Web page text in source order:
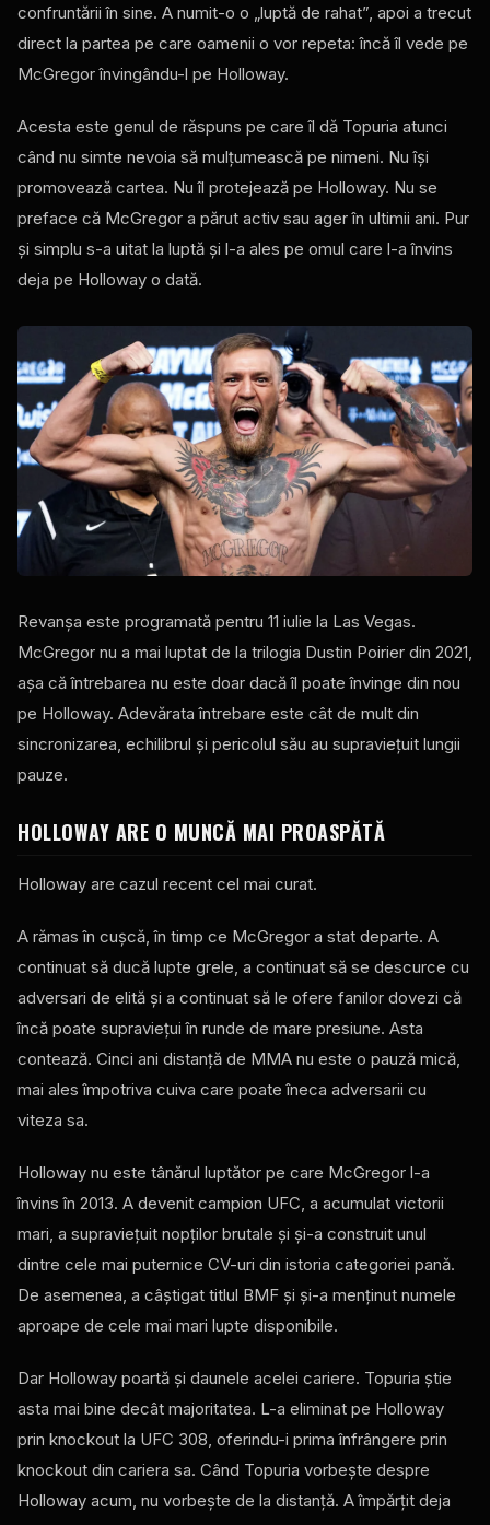
confruntării în sine. A numit-o o „luptă de rahat”, apoi a trecut
direct la partea pe care oamenii o vor repeta: încă îl vede pe
McGregor învingându-l pe Holloway.
Acesta este genul de răspuns pe care îl dă Topuria atunci
când nu simte nevoia să mulțumească pe nimeni. Nu își
promovează cartea. Nu îl protejează pe Holloway. Nu se
preface că McGregor a părut activ sau ager în ultimii ani. Pur
și simplu s-a uitat la luptă și l-a ales pe omul care l-a învins
deja pe Holloway o dată.
Revanșa este programată pentru 11 iulie la Las Vegas.
McGregor nu a mai luptat de la trilogia Dustin Poirier din 2021,
așa că întrebarea nu este doar dacă îl poate învinge din nou
pe Holloway. Adevărata întrebare este cât de mult din
sincronizarea, echilibrul și pericolul său au supraviețuit lungii
pauze.
HOLLOWAY ARE O MUNCĂ MAI PROASPĂTĂ
Holloway are cazul recent cel mai curat.
A rămas în cușcă, în timp ce McGregor a stat departe. A
continuat să ducă lupte grele, a continuat să se descurce cu
adversari de elită și a continuat să le ofere fanilor dovezi că
încă poate supraviețui în runde de mare presiune. Asta
contează. Cinci ani distanță de MMA nu este o pauză mică,
mai ales împotriva cuiva care poate îneca adversarii cu
viteza sa.
Holloway nu este tânărul luptător pe care McGregor l-a
învins în 2013. A devenit campion UFC, a acumulat victorii
mari, a supraviețuit nopților brutale și și-a construit unul
dintre cele mai puternice CV-uri din istoria categoriei pană.
De asemenea, a câștigat titlul BMF și și-a menținut numele
aproape de cele mai mari lupte disponibile.
Dar Holloway poartă și daunele acelei cariere. Topuria știe
asta mai bine decât majoritatea. L-a eliminat pe Holloway
prin knockout la UFC 308, oferindu-i prima înfrângere prin
knockout din cariera sa. Când Topuria vorbește despre
Holloway acum, nu vorbește de la distanță. A împărțit deja